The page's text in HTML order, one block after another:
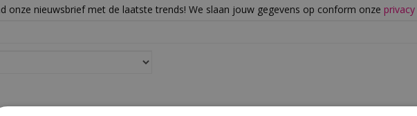
onze nieuwsbrief met de laatste trends! We slaan jouw gegevens op conform onze